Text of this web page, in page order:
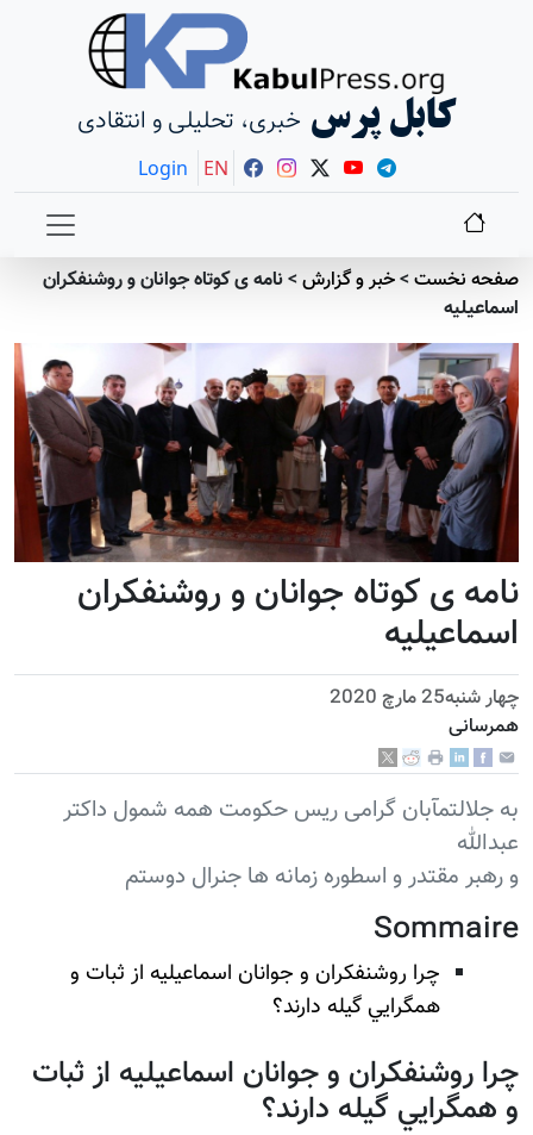
کابل پرس خبری، تحلیلی و انتقادی
Login EN
صفحه نخست>خبر و گزارش>نامه ی کوتاه جوانان و روشنفکران
اسماعيليه
نامه ی کوتاه جوانان و روشنفکران
اسماعيليه
چهار شنبه25 مارچ 2020
همرسانی
به جلالتمآبان گرامی ريس حکومت همه شمول داکتر
عبدالله
و رهبر مقتدر و اسطوره زمانه ها جنرال دوستم
Sommaire
چرا روشنفکران و جوانان اسماعيليه از ثبات و
همگرايي گيله دارند؟
چرا روشنفکران و جوانان اسماعيليه از ثبات
و همگرايي گيله دارند؟